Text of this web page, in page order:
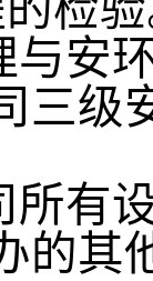
与安
三级
所有
的其